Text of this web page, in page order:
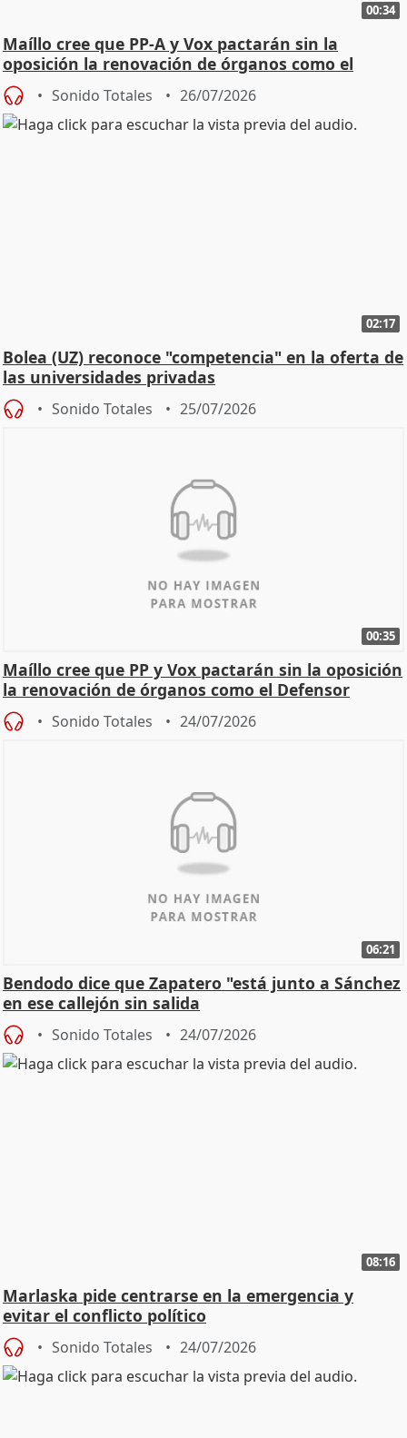
00:34
Maíllo cree que PP-A y Vox pactarán sin la
oposición la renovación de órganos como el
Defensor
Sonido Totales 26/07/2026
02:17
Bolea (UZ) reconoce "competencia" en la oferta de
las universidades privadas
Sonido Totales 25/07/2026
00:35
Maíllo cree que PP y Vox pactarán sin la oposición
la renovación de órganos como el Defensor
Sonido Totales 24/07/2026
06:21
Bendodo dice que Zapatero "está junto a Sánchez
en ese callejón sin salida
Sonido Totales 24/07/2026
08:16
Marlaska pide centrarse en la emergencia y
evitar el conflicto político
Sonido Totales 24/07/2026